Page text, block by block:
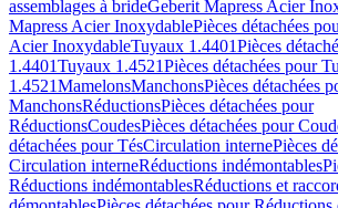
assemblages à brideGeberit Mapress Acier
Mapress Acier InoxydablePièces détachées
Acier InoxydableTuyaux 1.4401Pièces
1.4401Tuyaux 1.4521Pièces détachées pour
1.4521MamelonsManchonsPièces détachées
ManchonsRéductionsPièces détachées pour
RéductionsCoudesPièces détachées pour
détachées pour TésCirculation internePièces
Circulation interneRéductions indémontables
Réductions indémontablesRéductions et